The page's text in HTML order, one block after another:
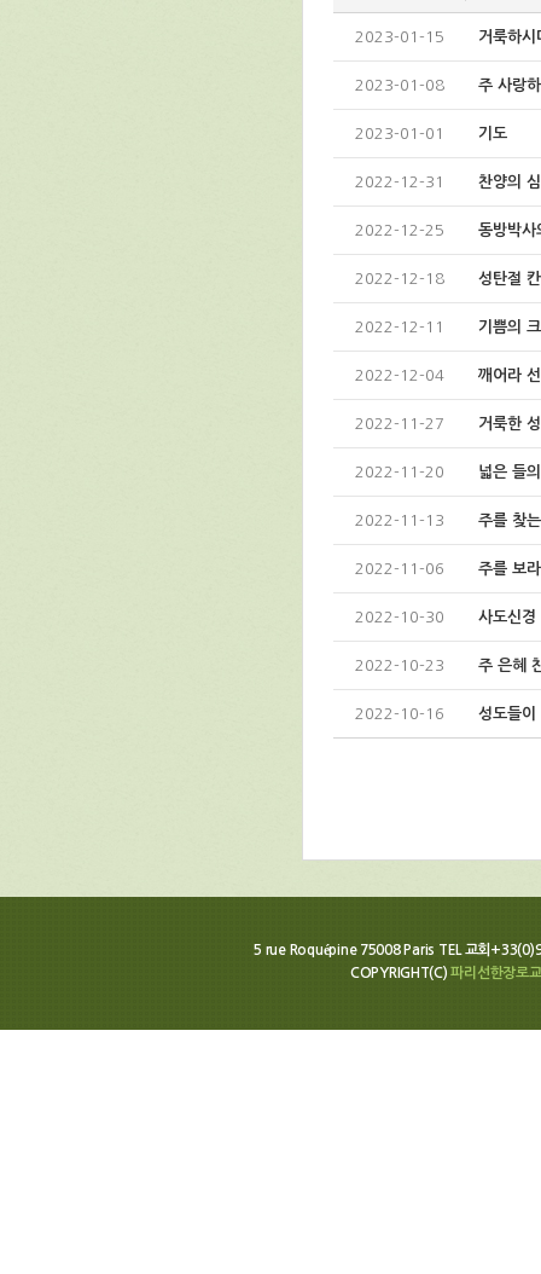
2023-01-15 거룩하시
2023-01-08 주 사랑
2023-01-01 기도
2022-12-31 찬양의
2022-12-25 동방박사
2022-12-18 성탄절
2022-12-11 기쁨의
2022-12-04 깨어라
2022-11-27 거룩한 성
2022-11-20 넓은 들
2022-11-13 주를 찾
2022-11-06 주를 보라
2022-10-30 사도신경
2022-10-23 주 은혜
2022-10-16 성도들이
5 rue Roquépine 75008 Paris TEL 교회
COPYRIGHT(C)파리선한장로